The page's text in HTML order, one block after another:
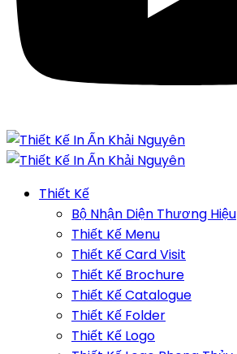
Thiết Kế
Bộ Nhận Diện Thương Hiệu
Thiết Kế Menu
Thiết Kế Card Visit
Thiết Kế Brochure
Thiết Kế Catalogue
Thiết Kế Folder
Thiết Kế Logo